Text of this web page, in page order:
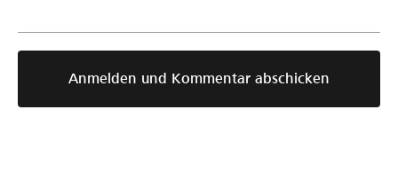
Anmelden und Kommentar abschicken